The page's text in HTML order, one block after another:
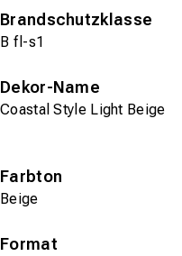
Brandschutzklasse
B fl-s1
Dekor-Name
Coastal Style Light Beige
Farbton
Beige
Format